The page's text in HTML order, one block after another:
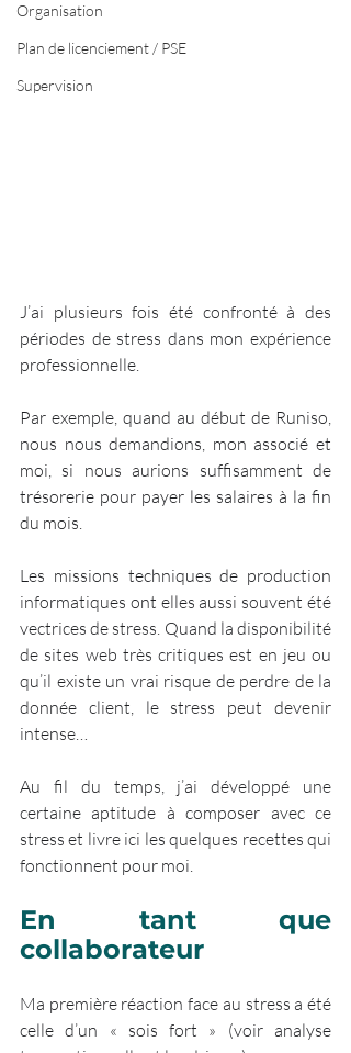
Organisation
Plan de licenciement / PSE
Supervision
J’ai plusieurs fois été confronté à des
périodes de stress dans mon expérience
professionnelle.
Par exemple, quand au début de Runiso,
nous nous demandions, mon associé et
moi, si nous aurions suffisamment de
trésorerie pour payer les salaires à la fin
du mois.
Les missions techniques de production
informatiques ont elles aussi souvent été
vectrices de stress. Quand la disponibilité
de sites web très critiques est en jeu ou
qu’il existe un vrai risque de perdre de la
donnée client, le stress peut devenir
intense…
Au fil du temps, j’ai développé une
certaine aptitude à composer avec ce
stress et livre ici les quelques recettes qui
fonctionnent pour moi.
En tant que
collaborateur
Ma première réaction face au stress a été
celle d’un « sois fort » (voir analyse